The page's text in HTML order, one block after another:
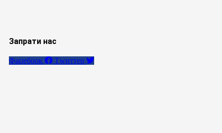
Запрати нас
Фацебоок Тwиттер